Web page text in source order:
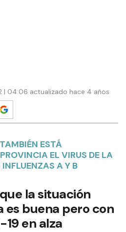
| 04:06 actualizado hace 4 años
ESTÁ
EL VIRUS DE LA
A Y B
la situación
es buena pero con
en alza